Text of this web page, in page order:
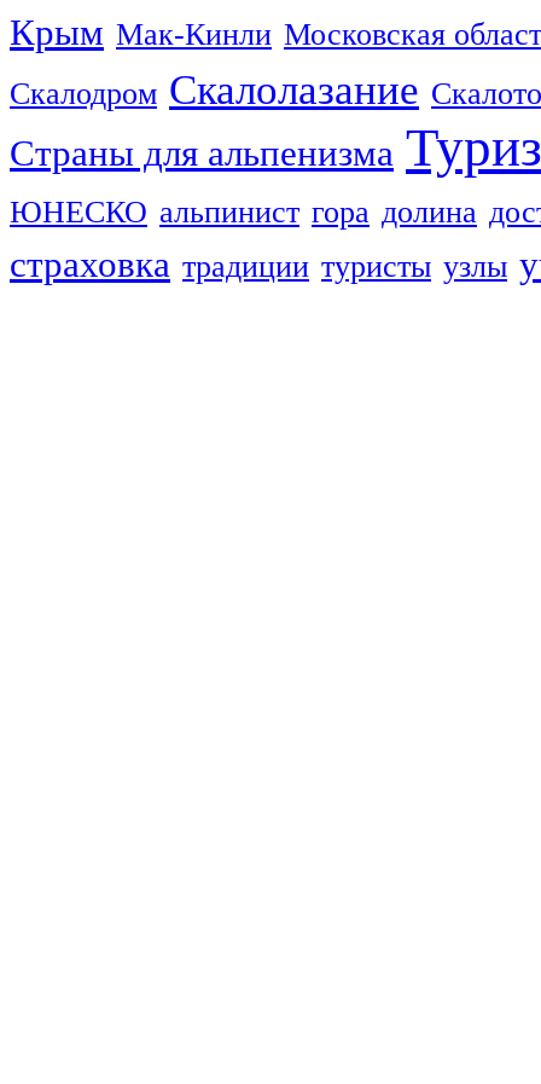
Крым Мак-Кинли Московская
Скалодром Скалолазание
Страны для альпенизма
ЮНЕСКО альпинист гора долина
страховка традиции туристы узлы